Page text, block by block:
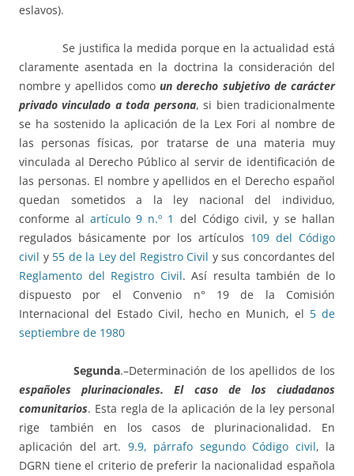
eslavos).
Se justifica la medida porque en la actualidad está
claramente asentada en la doctrina la consideración del
nombre y apellidos como un derecho subjetivo de carácter
privado vinculado a toda persona, si bien tradicionalmente
se ha sostenido la aplicación de la Lex Fori al nombre de
las personas físicas, por tratarse de una materia muy
vinculada al Derecho Público al servir de identificación de
las personas. El nombre y apellidos en el Derecho español
quedan sometidos a la ley nacional del individuo,
conforme alartículo 9 n.º 1 del Código civil, y se hallan
regulados básicamente por los artículos 109 del Código
civil y 55 de la Ley del Registro Civil y sus concordantes del
Reglamento del Registro Civil. Así resulta también de lo
dispuesto por el Convenio n° 19 de la Comisión
Internacional del Estado Civil, hecho en Munich, el 5 de
septiembre de 1980
Segunda.–Determinación de los apellidos de los
españoles plurinacionales. El caso de los ciudadanos
comunitarios. Esta regla de la aplicación de la ley personal
rige también en los casos de plurinacionalidad. En
aplicación del art. 9.9, párrafo segundo Código civil, la
DGRN tiene el criterio de preferir la nacionalidad española